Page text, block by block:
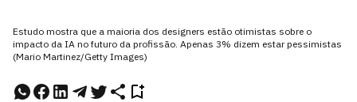
Estudo mostra que a maioria dos designers estão otimistas sobre o
impacto da IA no futuro da profissão. Apenas 3% dizem estar pessimistas
(Mario Martinez/Getty Images)